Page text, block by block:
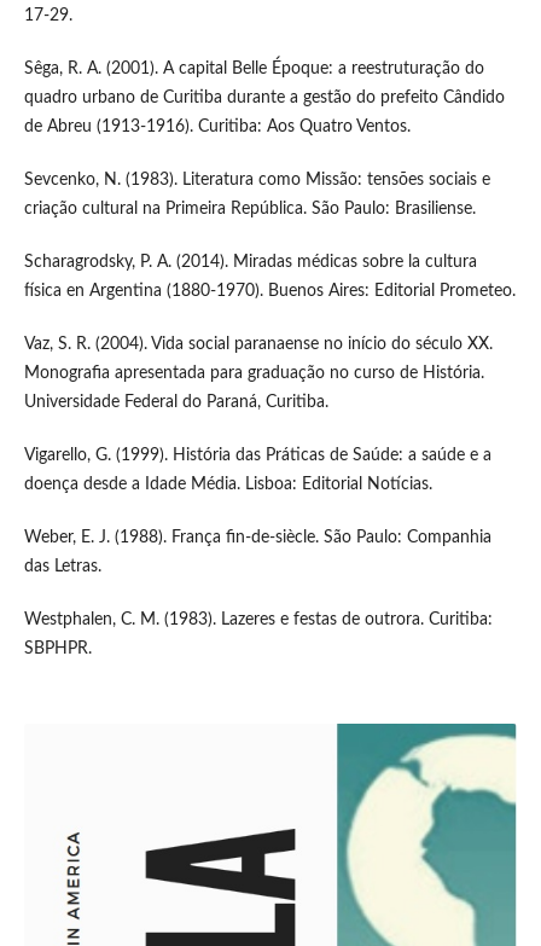
17-29.
Sêga, R. A. (2001). A capital Belle Époque: a reestruturação do
quadro urbano de Curitiba durante a gestão do prefeito Cândido
de Abreu (1913-1916). Curitiba: Aos Quatro Ventos.
Sevcenko, N. (1983). Literatura como Missão: tensões sociais e
criação cultural na Primeira República. São Paulo: Brasiliense.
Scharagrodsky, P. A. (2014). Miradas médicas sobre la cultura
física en Argentina (1880-1970). Buenos Aires: Editorial Prometeo.
Vaz, S. R. (2004). Vida social paranaense no início do século XX.
Monografia apresentada para graduação no curso de História.
Universidade Federal do Paraná, Curitiba.
Vigarello, G. (1999). História das Práticas de Saúde: a saúde e a
doença desde a Idade Média. Lisboa: Editorial Notícias.
Weber, E. J. (1988). França fin-de-siècle. São Paulo: Companhia
das Letras.
Westphalen, C. M. (1983). Lazeres e festas de outrora. Curitiba:
SBPHPR.